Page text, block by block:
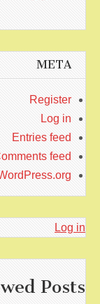
META
Register
Log in
Entries feed
feed
Log in
Posts